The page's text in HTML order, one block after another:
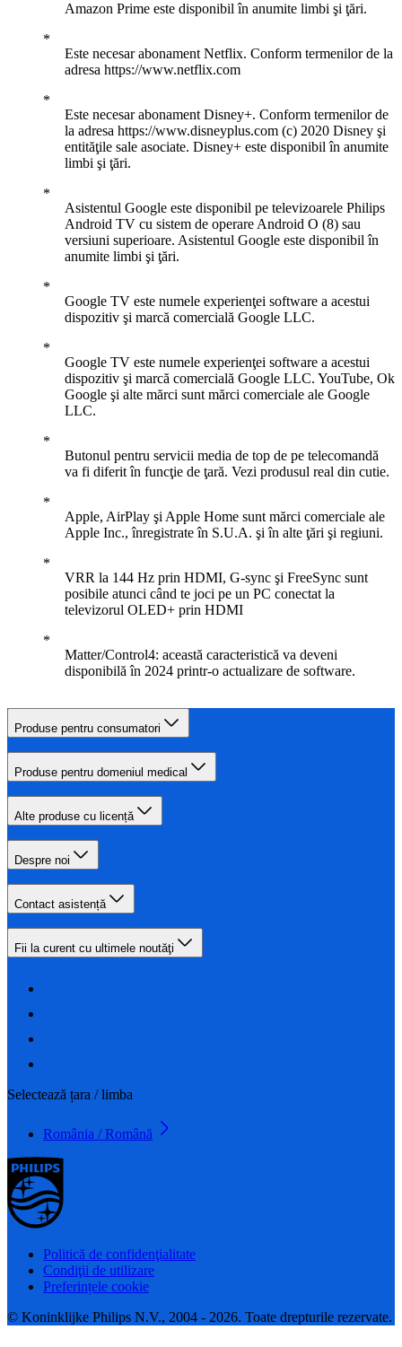
Amazon Prime este disponibil în anumite limbi şi ţări.
Este necesar abonament Netflix. Conform termenilor de la
adresa https://www.netflix.com
Este necesar abonament Disney+. Conform termenilor de
la adresa https://www.disneyplus.com (c) 2020 Disney şi
entităţile sale asociate. Disney+ este disponibil în anumite
limbi şi ţări.
Asistentul Google este disponibil pe televizoarele Philips
Android TV cu sistem de operare Android O (8) sau
versiuni superioare. Asistentul Google este disponibil în
anumite limbi şi ţări.
Google TV este numele experienţei software a acestui
dispozitiv şi marcă comercială Google LLC.
Google TV este numele experienţei software a acestui
dispozitiv şi marcă comercială Google LLC. YouTube, Ok
Google şi alte mărci sunt mărci comerciale ale Google
LLC.
Butonul pentru servicii media de top de pe telecomandă
va fi diferit în funcţie de ţară. Vezi produsul real din cutie.
Apple, AirPlay şi Apple Home sunt mărci comerciale ale
Apple Inc., înregistrate în S.U.A. şi în alte ţări şi regiuni.
VRR la 144 Hz prin HDMI, G-sync şi FreeSync sunt
posibile atunci când te joci pe un PC conectat la
televizorul OLED+ prin HDMI
Matter/Control4: această caracteristică va deveni
disponibilă în 2024 printr-o actualizare de software.
Produse pentru consumatori
Produse pentru domeniul medical
Alte produse cu licență
Despre noi
Contact asistență
Fii la curent cu ultimele noutăţi
Selectează țara / limba
România / Română
Politică de confidenţialitate
Condiţii de utilizare
Preferințele cookie
© Koninklijke Philips N.V., 2004 - 2026. Toate drepturile rezervate.